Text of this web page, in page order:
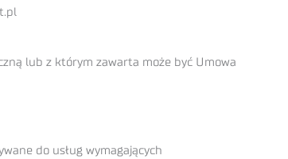
lub z którym zawarta może być Umowa
do usług wymagających